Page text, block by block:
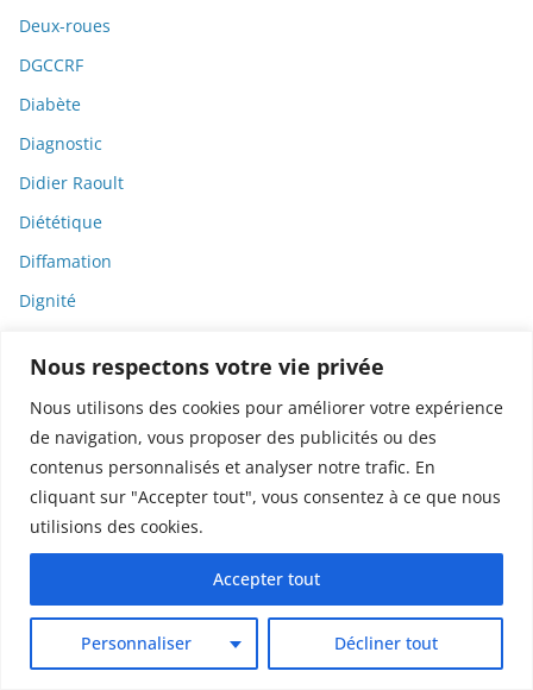
Nous respectons votre vie privée
Nous utilisons des cookies pour améliorer votre expérience
de navigation, vous proposer des publicités ou des
contenus personnalisés et analyser notre trafic. En
cliquant sur "Accepter tout", vous consentez à ce que nous
utilisions des cookies.
Personnaliser Décliner tout
Accepter tout
Deux-roues
DGCCRF
Diabète
Diagnostic
Didier Raoult
Diététique
Diffamation
Dignité
Dispositifs médicaux
Dlct
Doctolib
Documentaire
DODGE
Dons